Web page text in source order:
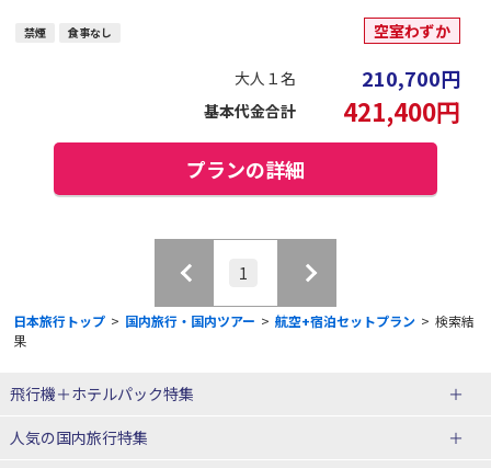
禁煙 食事なし 空室わずか
大人１名 210,700円
基本代金合計 421,400円
プランの詳細
1
日本旅行トップ > 国内旅行・国内ツアー > 航空+宿泊セットプラン > 検索結
果
飛行機＋ホテルパック特集
赤い風船ダイナミックパッケージ
ＪＡＬで行く飛行機+ホテルパック
人気の国内旅行特集